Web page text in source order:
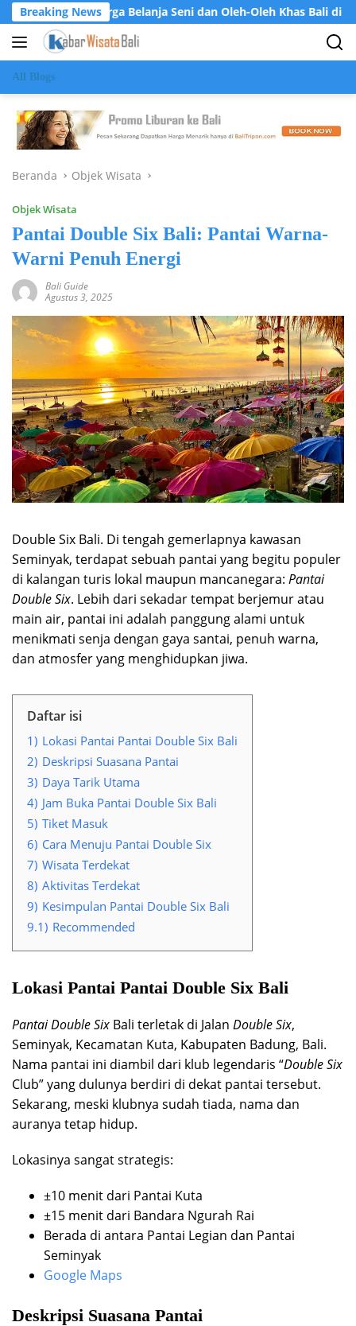
Langsung
ke
konten
Breaking News
Surga Belanja Seni dan Oleh-Oleh Khas Bali di Jantung Ubud
All Blogs
Beranda Objek Wisata
Objek Wisata
Pantai Double Six Bali: Pantai Warna-
Warni Penuh Energi
Bali Guide
Agustus 3, 2025
Double Six Bali. Di tengah gemerlapnya kawasan
Seminyak, terdapat sebuah pantai yang begitu populer
di kalangan turis lokal maupun mancanegara: Pantai
Double Six. Lebih dari sekadar tempat berjemur atau
main air, pantai ini adalah panggung alami untuk
menikmati senja dengan gaya santai, penuh warna,
dan atmosfer yang menghidupkan jiwa.
Daftar isi
1) Lokasi Pantai Pantai Double Six Bali
2) Deskripsi Suasana Pantai
3) Daya Tarik Utama
4) Jam Buka Pantai Double Six Bali
5) Tiket Masuk
6) Cara Menuju Pantai Double Six
7) Wisata Terdekat
8) Aktivitas Terdekat
9) Kesimpulan Pantai Double Six Bali
9.1) Recommended
Lokasi Pantai Pantai Double Six Bali
Pantai Double Six Bali terletak di Jalan Double Six,
Seminyak, Kecamatan Kuta, Kabupaten Badung, Bali.
Nama pantai ini diambil dari klub legendaris “Double Six
Club” yang dulunya berdiri di dekat pantai tersebut.
Sekarang, meski klubnya sudah tiada, nama dan
auranya tetap hidup.
Lokasinya sangat strategis:
±10 menit dari Pantai Kuta
±15 menit dari Bandara Ngurah Rai
Berada di antara Pantai Legian dan Pantai
Seminyak
Google Maps
Deskripsi Suasana Pantai